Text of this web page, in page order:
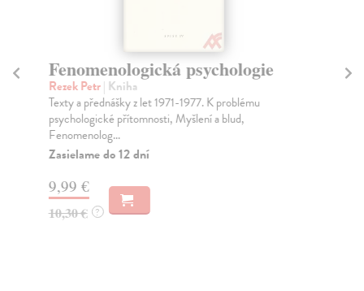
Fenomenologická psychologie
Rezek Petr| Kniha
Texty a přednášky z let 1971-1977. K problému
psychologické přítomnosti, Myšlení a blud,
Fenomenolog...
Zasielame do 12 dní
9,99 €
10,30 € ?